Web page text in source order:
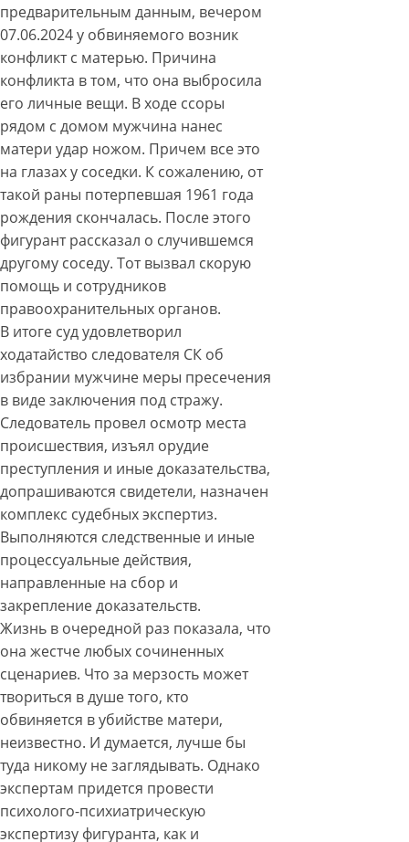
предварительным данным, вечером
07.06.2024 у обвиняемого возник
конфликт с матерью. Причина
конфликта в том, что она выбросила
его личные вещи. В ходе ссоры
рядом с домом мужчина нанес
матери удар ножом. Причем все это
на глазах у соседки. К сожалению, от
такой раны потерпевшая 1961 года
рождения скончалась. После этого
фигурант рассказал о случившемся
другому соседу. Тот вызвал скорую
помощь и сотрудников
правоохранительных органов.
В итоге суд удовлетворил
ходатайство следователя СК об
избрании мужчине меры пресечения
в виде заключения под стражу.
Следователь провел осмотр места
происшествия, изъял орудие
преступления и иные доказательства,
допрашиваются свидетели, назначен
комплекс судебных экспертиз.
Выполняются следственные и иные
процессуальные действия,
направленные на сбор и
закрепление доказательств.
Жизнь в очередной раз показала, что
она жестче любых сочиненных
сценариев. Что за мерзость может
твориться в душе того, кто
обвиняется в убийстве матери,
неизвестно. И думается, лучше бы
туда никому не заглядывать. Однако
экспертам придется провести
психолого-психиатрическую
экспертизу фигуранта, как и